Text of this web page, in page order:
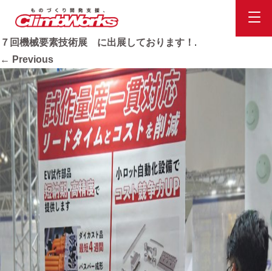
image12
Published2022.6.22at2560 × 2019
本日より３日間 第２
７回機械要素技術展 に出展しております！ .
← Previous